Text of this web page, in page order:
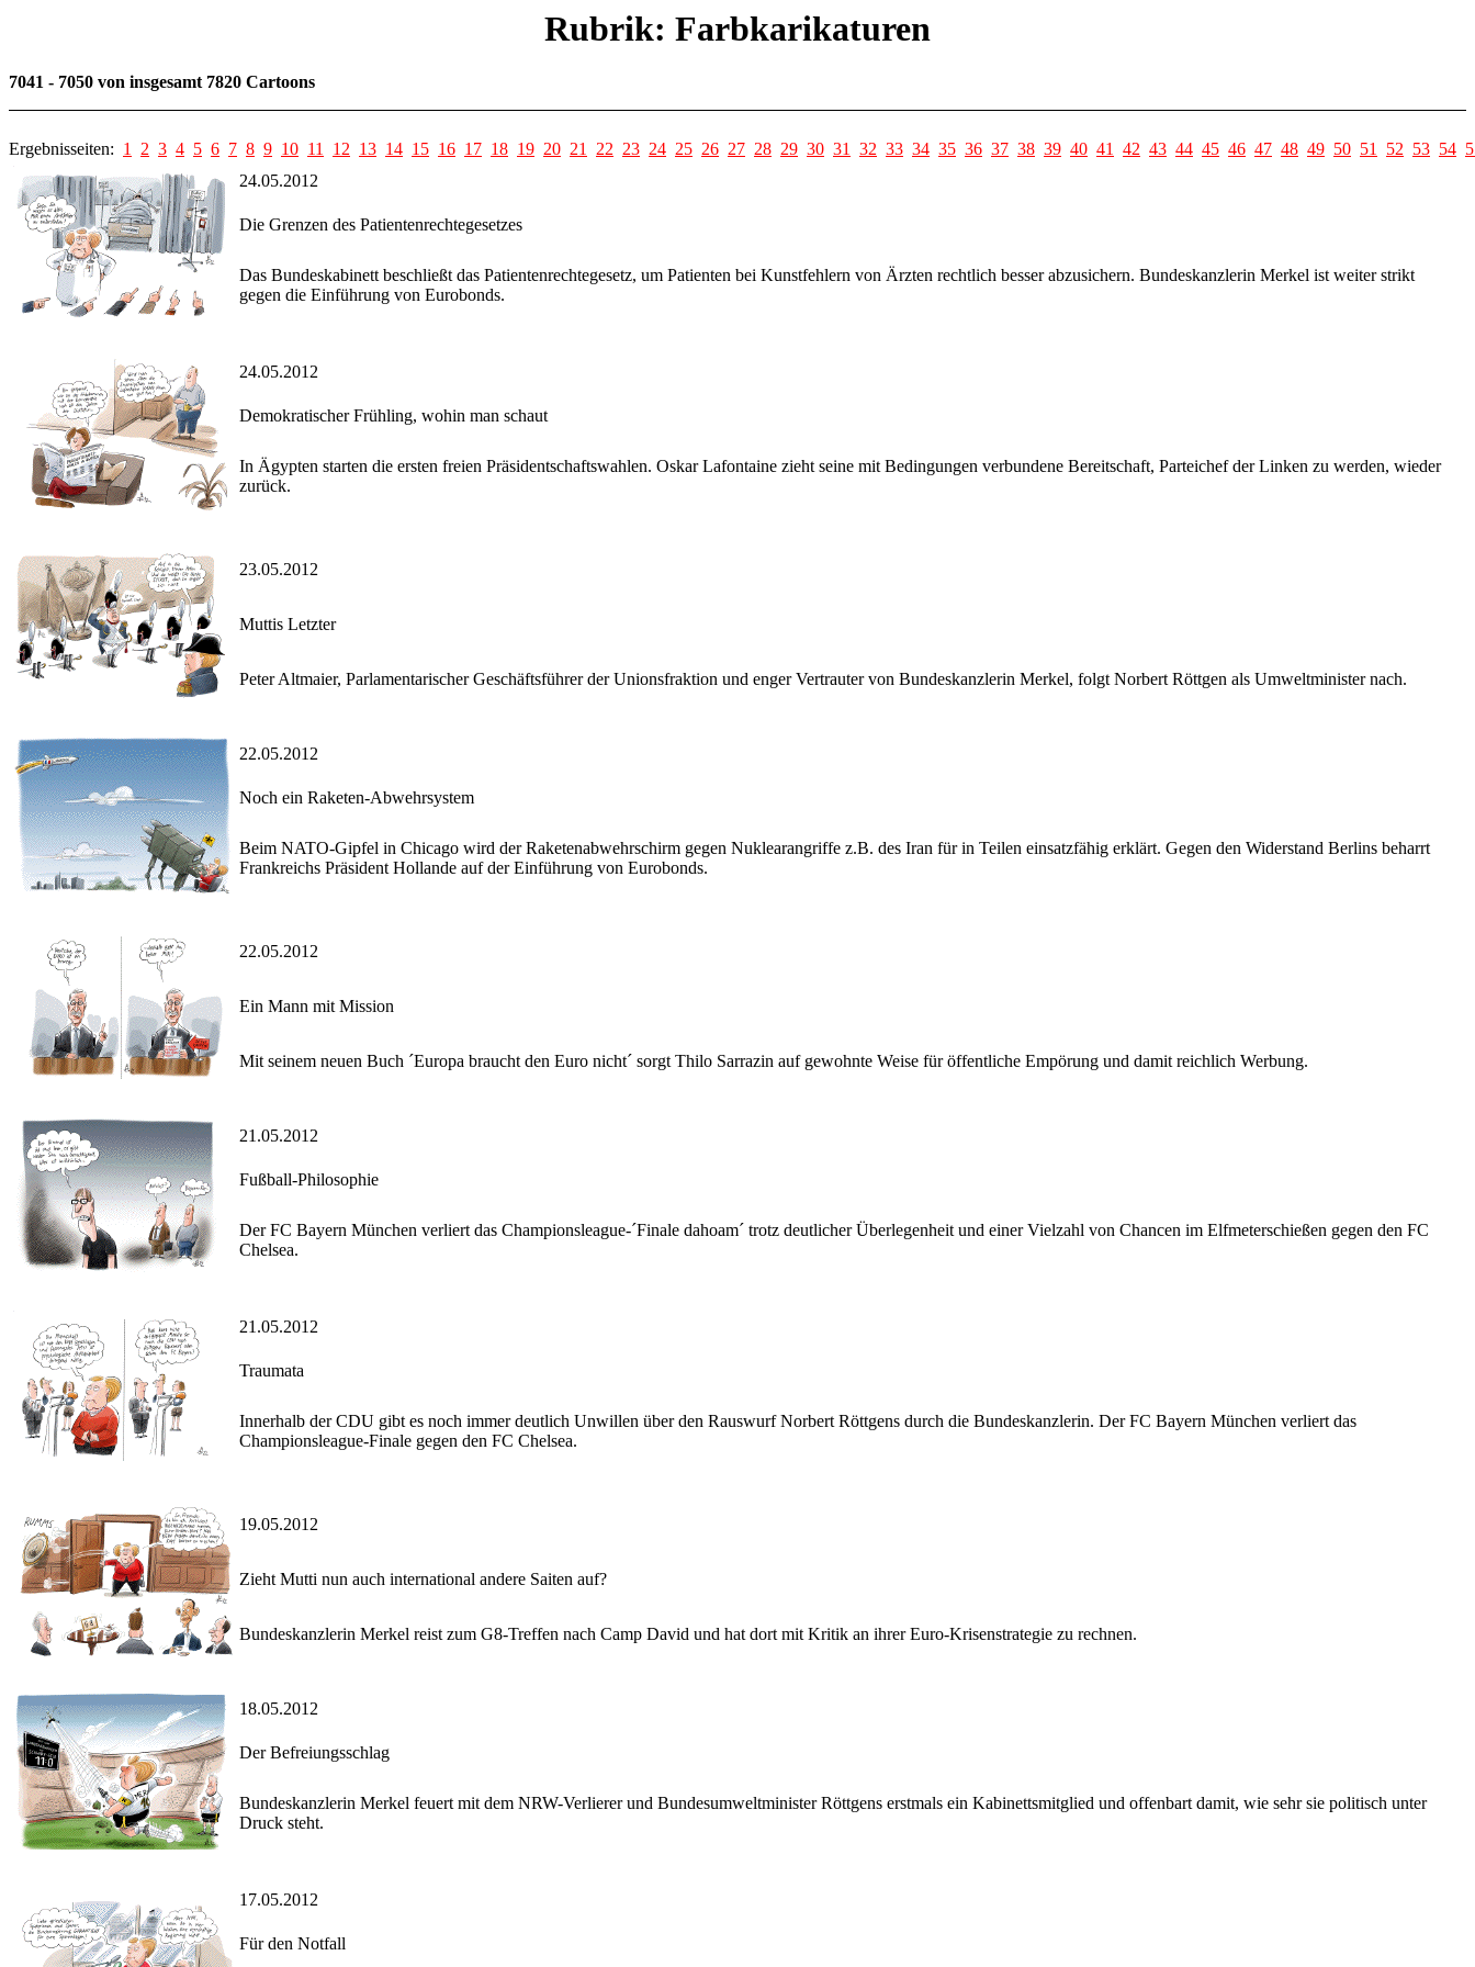
Rubrik: Farbkarikaturen
7041 - 7050 von insgesamt 7820 Cartoons
Ergebnisseiten: 1 2 3 4 5 6 7 8 9 10 11 12 13 14 15 16 17 18 19 20 21 22 23 24 25 26 27 28 29 30 31 32 33 34 35 36 37 38 39 40 41 42 43 44 45 46 47 48 49 50 51 52 53 54
24.05.2012
Die Grenzen des Patientenrechtegesetzes
Das Bundeskabinett beschließt das Patientenrechtegesetz, um Patienten bei Kunstfehlern von Ärzten rechtlich besser abzusichern. Bundeskanzlerin Merkel ist weiter strikt
gegen die Einführung von Eurobonds.
24.05.2012
Demokratischer Frühling, wohin man schaut
In Ägypten starten die ersten freien Präsidentschaftswahlen. Oskar Lafontaine zieht seine mit Bedingungen verbundene Bereitschaft, Parteichef der Linken zu werden, wieder
zurück.
23.05.2012
Muttis Letzter
Peter Altmaier, Parlamentarischer Geschäftsführer der Unionsfraktion und enger Vertrauter von Bundeskanzlerin Merkel, folgt Norbert Röttgen als Umweltminister nach.
22.05.2012
Noch ein Raketen-Abwehrsystem
Beim NATO-Gipfel in Chicago wird der Raketenabwehrschirm gegen Nuklearangriffe z.B. des Iran für in Teilen einsatzfähig erklärt. Gegen den Widerstand Berlins beharrt
Frankreichs Präsident Hollande auf der Einführung von Eurobonds.
22.05.2012
Ein Mann mit Mission
Mit seinem neuen Buch ´Europa braucht den Euro nicht´ sorgt Thilo Sarrazin auf gewohnte Weise für öffentliche Empörung und damit reichlich Werbung.
21.05.2012
Fußball-Philosophie
Der FC Bayern München verliert das Championsleague-´Finale dahoam´ trotz deutlicher Überlegenheit und einer Vielzahl von Chancen im Elfmeterschießen gegen den FC
Chelsea.
21.05.2012
Traumata
Innerhalb der CDU gibt es noch immer deutlich Unwillen über den Rauswurf Norbert Röttgens durch die Bundeskanzlerin. Der FC Bayern München verliert das
Championsleague-Finale gegen den FC Chelsea.
19.05.2012
Zieht Mutti nun auch international andere Saiten auf?
Bundeskanzlerin Merkel reist zum G8-Treffen nach Camp David und hat dort mit Kritik an ihrer Euro-Krisenstrategie zu rechnen.
18.05.2012
Der Befreiungsschlag
Bundeskanzlerin Merkel feuert mit dem NRW-Verlierer und Bundesumweltminister Röttgens erstmals ein Kabinettsmitglied und offenbart damit, wie sehr sie politisch unter
Druck steht.
17.05.2012
Für den Notfall